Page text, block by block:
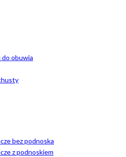
obuwia
bez podnoska
z podnoskiem